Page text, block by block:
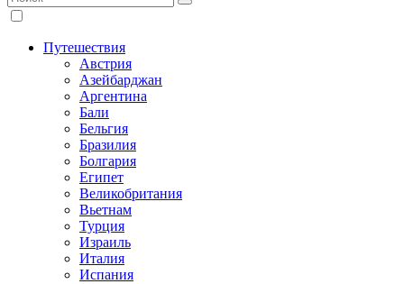
Путешествия
Австрия
Азейбарджан
Аргентина
Бали
Бельгия
Бразилия
Болгария
Египет
Великобритания
Вьетнам
Турция
Израиль
Италия
Испания